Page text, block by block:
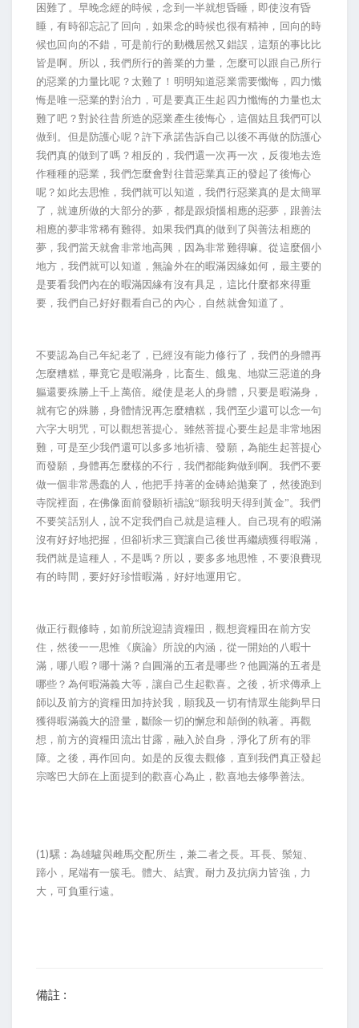
困難了。早晚念經的時候，念到一半就想昏睡，即使沒有昏
睡，有時卻忘記了回向，如果念的時候也很有精神，回向的時
候也回向的不錯，可是前行的動機居然又錯誤，這類的事比比
皆是啊。所以，我們所行的善業的力量，怎麼可以跟自己所行
的惡業的力量比呢？太難了！明明知道惡業需要懺悔，四力懺
悔是唯一惡業的對治力，可是要真正生起四力懺悔的力量也太
難了吧？對於往昔所造的惡業產生後悔心，這個姑且我們可以
做到。但是防護心呢？許下承諾告訴自己以後不再做的防護心
我們真的做到了嗎？相反的，我們還一次再一次，反復地去造
作種種的惡業，我們怎麼會對往昔惡業真正的發起了後悔心
呢？如此去思惟，我們就可以知道，我們行惡業真的是太簡單
了，就連所做的大部分的夢，都是跟煩惱相應的惡夢，跟善法
相應的夢非常稀有難得。如果我們真的做到了與善法相應的
夢，我們當天就會非常地高興，因為非常難得嘛。從這麼個小
地方，我們就可以知道，無論外在的暇滿因緣如何，最主要的
是要看我們內在的暇滿因緣有沒有具足，這比什麼都來得重
要，我們自己好好觀看自己的內心，自然就會知道了。
不要認為自己年紀老了，已經沒有能力修行了，我們的身體再
怎麼糟糕，畢竟它是暇滿身，比畜生、餓鬼、地獄三惡道的身
軀還要殊勝上千上萬倍。縱使是老人的身體，只要是暇滿身，
就有它的殊勝，身體情況再怎麼糟糕，我們至少還可以念一句
六字大明咒，可以觀想菩提心。雖然菩提心要生起是非常地困
難，可是至少我們還可以多多地祈禱、發願，為能生起菩提心
而發願，身體再怎麼樣的不行，我們都能夠做到啊。我們不要
做一個非常愚蠢的人，他把手持著的金磚給拋棄了，然後跑到
寺院裡面，在佛像面前發願祈禱說“願我明天得到黃金”。我們
不要笑話別人，說不定我們自己就是這種人。自己現有的暇滿
沒有好好地把握，但卻祈求三寶讓自己後世再繼續獲得暇滿，
我們就是這種人，不是嗎？所以，要多多地思惟，不要浪費現
有的時間，要好好珍惜暇滿，好好地運用它。
做正行觀修時，如前所說迎請資糧田，觀想資糧田在前方安
住，然後一一思惟《廣論》所說的內涵，從一開始的八暇十
滿，哪八暇？哪十滿？自圓滿的五者是哪些？他圓滿的五者是
哪些？為何暇滿義大等，讓自己生起歡喜。之後，祈求傳承上
師以及前方的資糧田加持於我，願我及一切有情眾生能夠早日
獲得暇滿義大的證量，斷除一切的懈怠和顛倒的執著。再觀
想，前方的資糧田流出甘露，融入於自身，淨化了所有的罪
障。之後，再作回向。如是的反復去觀修，直到我們真正發起
宗喀巴大師在上面提到的歡喜心為止，歡喜地去修學善法。
(1)騾：為雄驢與雌馬交配所生，兼二者之長。耳長、鬃短、
蹄小，尾端有一簇毛。體大、結實。耐力及抗病力皆強，力
大，可負重行遠。
備註 :